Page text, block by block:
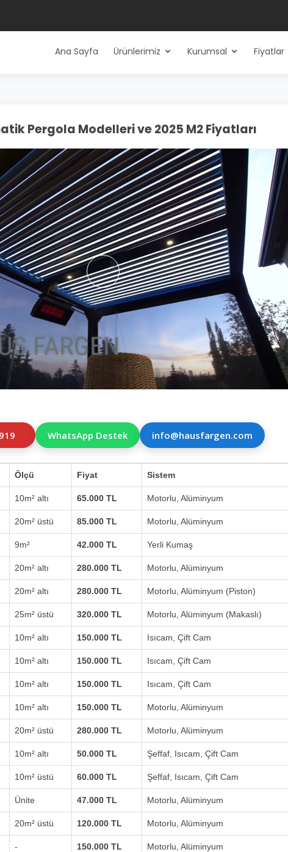
Ana Sayfa Ürünlerimiz Kurumsal Fiyatlar
Pergola Modelleri ve 2025 M2 Fiyatları
WhatsApp Destek info@hausfargen.com
Ölçü Fiyat Sistem
10m² altı 65.000 TL Motorlu, Alüminyum
20m² üstü 85.000 TL Motorlu, Alüminyum
9m² 42.000 TL Yerli Kumaş
20m² altı 280.000 TL Motorlu, Alüminyum
20m² altı 280.000 TL Motorlu, Alüminyum (Piston)
25m² üstü 320.000 TL Motorlu, Alüminyum (Makaslı)
10m² altı 150.000 TL Isıcam, Çift Cam
10m² altı 150.000 TL Isıcam, Çift Cam
10m² altı 150.000 TL Isıcam, Çift Cam
10m² altı 150.000 TL Motorlu, Alüminyum
20m² üstü 280.000 TL Motorlu, Alüminyum
10m² altı 50.000 TL Şeffaf, Isıcam, Çift Cam
10m² üstü 60.000 TL Şeffaf, Isıcam, Çift Cam
Ünite 47.000 TL Motorlu, Alüminyum
20m² üstü 120.000 TL Motorlu, Alüminyum
- 150.000 TL Motorlu, Alüminyum